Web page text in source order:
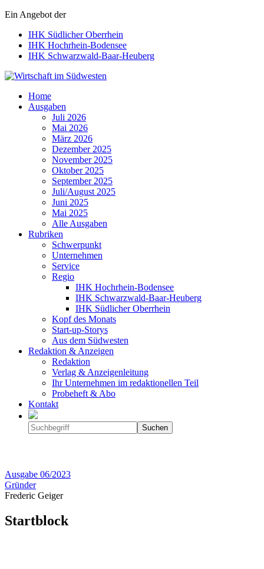
Ein Angebot der
IHK Südlicher Oberrhein
IHK Hochrhein-Bodensee
IHK Schwarzwald-Baar-Heuberg
Wirtschaft im Südwesten
Home
Ausgaben
Juli 2026
Mai 2026
März 2026
Dezember 2025
November 2025
Oktober 2025
September 2025
Juli/August 2025
Juni 2025
Mai 2025
Alle Ausgaben
Rubriken
Schwerpunkt
Unternehmen
Service
Regio
IHK Hochrhein-Bodensee
IHK Schwarzwald-Baar-Heuberg
IHK Südlicher Oberrhein
Kopf des Monats
Start-up-Storys
Aus dem Südwesten
Redaktion & Anzeigen
Redaktion
Verlag & Anzeigenleitung
Ihr Unternehmen im redaktionellen Teil
Probeheft & Abo
Kontakt
Ausgabe 06/2023
Gründer
Frederic Geiger
Startblock